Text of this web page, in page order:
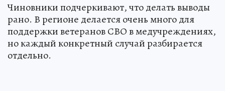
Чиновники подчеркивают, что делать выводы
рано. В регионе делается очень много для
поддержки ветеранов СВО в медучреждениях,
но каждый конкретный случай разбирается
отдельно.